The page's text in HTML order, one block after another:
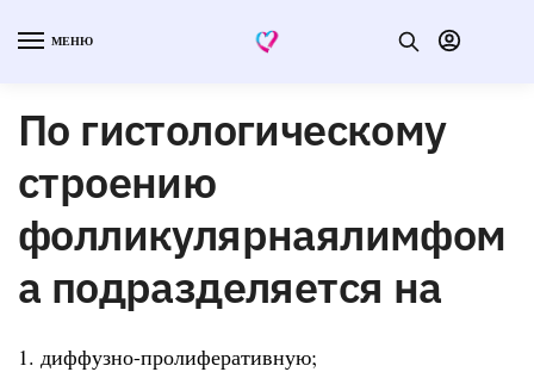
МЕНЮ
По гистологическому
строению
фолликулярнаялимфом
а подразделяется на
1. диффузно-пролиферативную;